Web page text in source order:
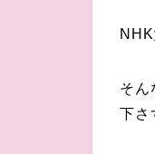
そん
下さ